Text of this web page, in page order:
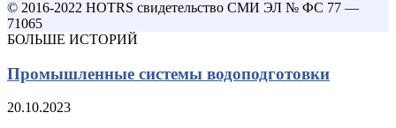
© 2016-2022 HOTRS свидетельство СМИ ЭЛ № ФС 77 —
71065
БОЛЬШЕ ИСТОРИЙ
Промышленные системы водоподготовки
20.10.2023